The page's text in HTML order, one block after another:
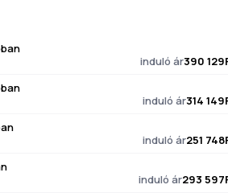
induló ár390
induló ár314
induló ár251
induló ár293